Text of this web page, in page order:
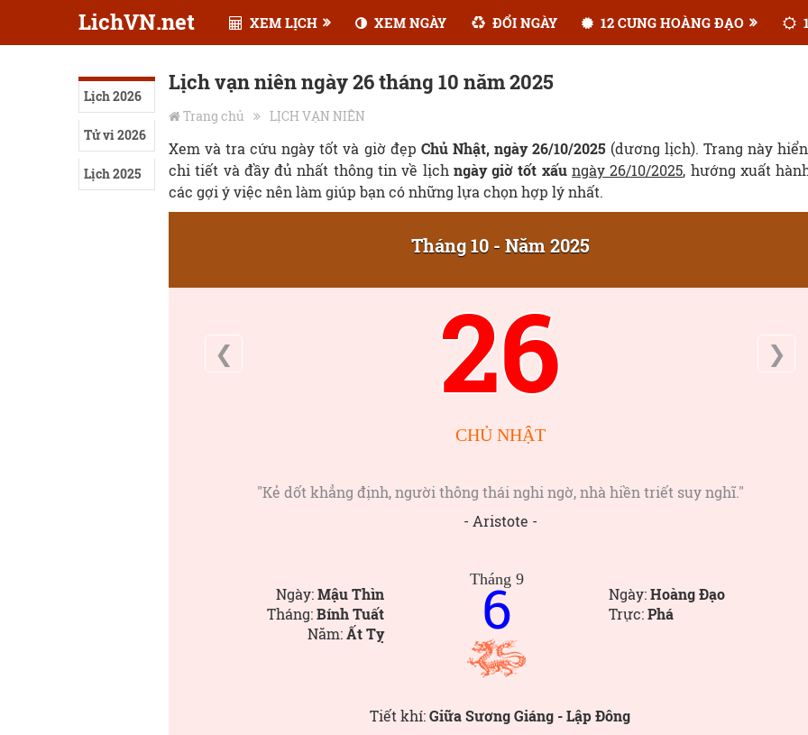
LichVN.net XEM LỊCH XEM NGÀY ĐỔI NGÀY 12 CUNG HOÀNG ĐẠO
Lịch 2026
Tử vi 2026
Lịch 2025
Lịch vạn niên ngày 26 tháng 10 năm 2025
Trang chủ LỊCH VẠN NIÊN
Xem và tra cứu ngày tốt và giờ đẹp Chủ Nhật, ngày 26/10/2025 (dương lịch). Trang này
chi tiết và đầy đủ nhất thông tin về lịch ngày giờ tốt xấu ngày 26/10/2025, hướng xuất
các gợi ý việc nên làm giúp bạn có những lựa chọn hợp lý nhất.
Tháng 10 - Năm 2025
❮ 26 ❯
CHỦ NHẬT
"Kẻ dốt khẳng định, người thông thái nghi ngờ, nhà hiền triết suy nghĩ."
- Aristote -
Ngày:Mậu Thìn
Tháng:Bính Tuất
Năm:Ất Tỵ
Tháng 9
6 Ngày:Hoàng Đạo
Trực:Phá
Tiết khí:Giữa Sương Giáng - Lập Đông